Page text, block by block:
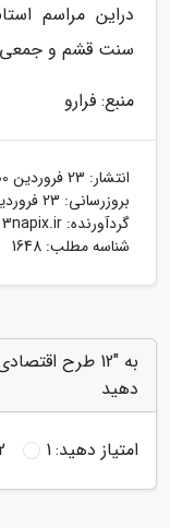
دراین مراسم
سنت قشم و جمعی
منبع: فرارو
انتشار: 23 فروردین 1400
بروزرسانی: 23 فروردین 1400
گردآورنده: 3napix.ir
شناسه مطلب: 1648
به "12 طرح
دهید
امتیاز دهید:1